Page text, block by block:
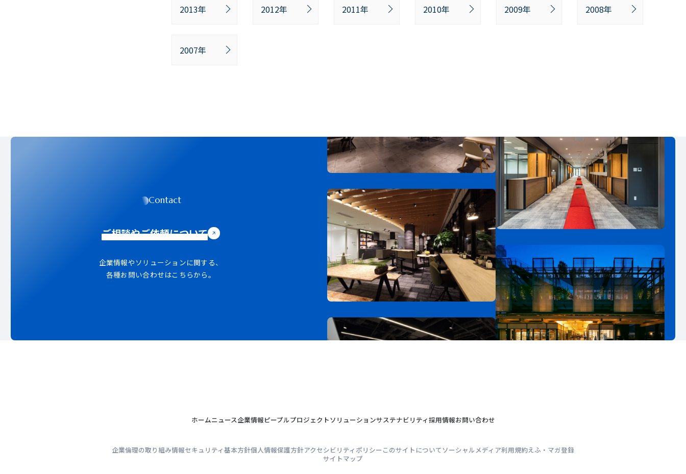
2013年 2012年 2011年 2010年 2009年 2008年
2007年
Contact
ご相談やご依頼について
企業情報やソリューションに関する、
各種お問い合わせはこちらから。
ホームニュース企業情報ピープルプロジェクトソリューションサステナビリティ採用情報お問い合わせ
企業倫理の取り組み情報セキュリティ基本方針個人情報保護方針アクセシビリティポリシー このサイトについてソーシャルメディア利用規約えふ・マガ登録
サイトマップ